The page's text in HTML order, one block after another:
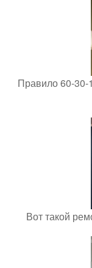
Правило 60-30-
Вот такой